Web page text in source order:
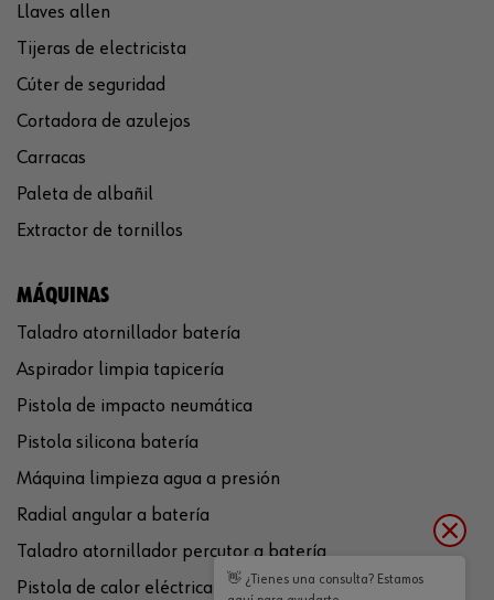
Llaves allen
Tijeras de electricista
Cúter de seguridad
Cortadora de azulejos
Carracas
Paleta de albañil
Extractor de tornillos
MÁQUINAS
Taladro atornillador batería
Aspirador limpia tapicería
Pistola de impacto neumática
Pistola silicona batería
Máquina limpieza agua a presión
Radial angular a batería
Taladro atornillador percutor a batería
Pistola de calor eléctrica
👋 ¿Tienes una consulta? Estamos